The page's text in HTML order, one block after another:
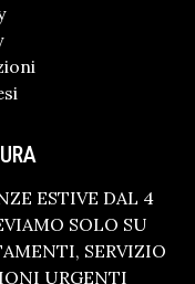
ESTIVE DAL 4
SOLO SU
SERVIZIO
URGENTI